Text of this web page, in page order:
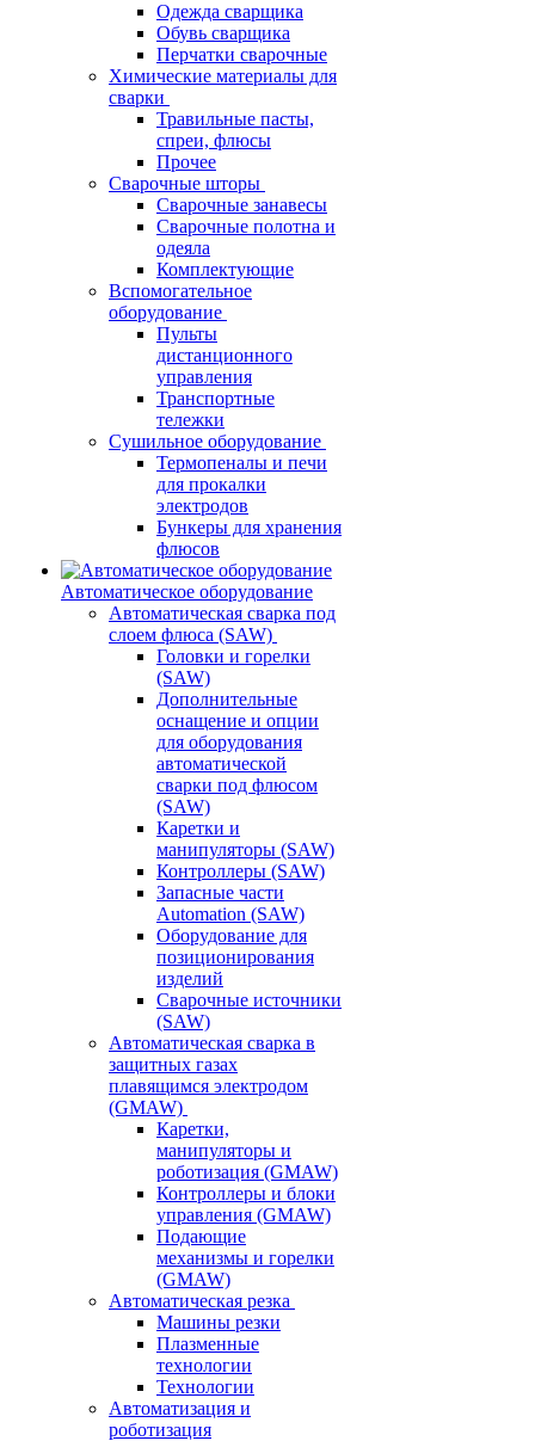
Одежда сварщика
Обувь сварщика
Перчатки сварочные
Химические материалы для
сварки
Травильные пасты,
спреи, флюсы
Прочее
Сварочные шторы
Сварочные занавесы
Сварочные полотна и
одеяла
Комплектующие
Вспомогательное
оборудование
Пульты
дистанционного
управления
Транспортные
тележки
Сушильное оборудование
Термопеналы и печи
для прокалки
электродов
Бункеры для хранения
флюсов
Автоматическое оборудование
Автоматическая сварка под
слоем флюса (SAW)
Головки и горелки
(SAW)
Дополнительные
оснащение и опции
для оборудования
автоматической
сварки под флюсом
(SAW)
Каретки и
манипуляторы (SAW)
Контроллеры (SAW)
Запасные части
Automation (SAW)
Оборудование для
позиционирования
изделий
Сварочные источники
(SAW)
Автоматическая сварка в
защитных газах
плавящимся электродом
(GMAW)
Каретки,
манипуляторы и
роботизация (GMAW)
Контроллеры и блоки
управления (GMAW)
Подающие
механизмы и горелки
(GMAW)
Автоматическая резка
Машины резки
Плазменные
технологии
Технологии
Автоматизация и
роботизация